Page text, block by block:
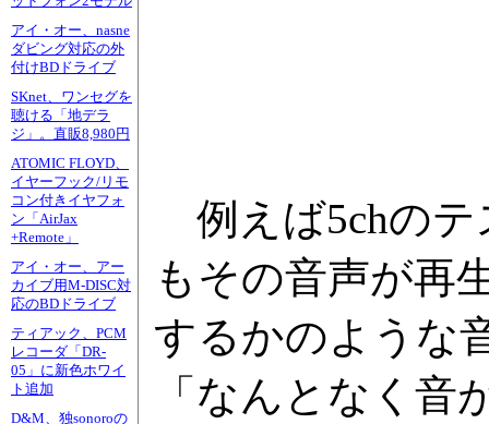
アイ・オー、nasne
ダビング対応の外
付けBDドライブ
SKnet、ワンセグを
聴ける「地デラ
ジ」。直販8,980円
ATOMIC FLOYD、
イヤーフック/リモ
コン付きイヤフォ
ン「AirJax
+Remote」
アイ・オー、アー
カイブ用M-DISC対
応のBDドライブ
ティアック、PCM
レコーダ「DR-
05」に新色ホワイ
ト追加
D&M、独sonoroの
例えば5chのテ
もその音声が再
するかのような
「なんとなく